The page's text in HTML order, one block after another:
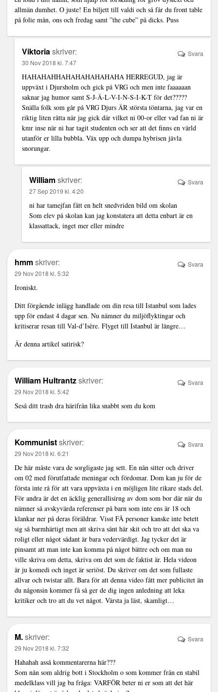
allmän dumhet. O juste! En biljett till valdi och så får du front table
på folie mån, ons och fredag samt ”the cube” på dicks. Puss
Viktoriaskriver:
30 Nov 2018 kl. 7:47
HAHAHAHHAHAHAHAHAHAHA HERREGUD, jag är
uppväxt i Djursholm och gick på VRG och men inte faaaaaan
saknar jag humor samt S-J-Ä-L-V-I-N-S-I-K-T för det?????
Snälla folk som går på VRG Djurs ÄR största töntarna, jag var en
riktig liten råtta när jag gick där vilket ni 00-or eller vad fan ni är
kmr inse när ni har tagit studenten och ser att det finns en värld
utanför er lilla bubbla. Väx upp och dumpa hybrisen jävla
snorungar.
Svara
Williamskriver:
27 Sep 2019 kl. 4:20
ni har tamejfan fått en helt snedvriden bild om skolan
Som elev på skolan kan jag konstatera att detta enbart är en
klassattack, inget mer eller mindre
Svara
hmmskriver:
29 Nov 2018 kl. 5:32
Ironiskt.
Ditt förgående inlägg handlade om din resa till Istanbul som lades
upp för endast 4 dagar sen. Nu nämner du miljöflyktingar och
kritiserar resan till Val-d’Isère. Flyget till Istanbul är längre…
Är denna artikel satirisk?
Svara
William Hultrantzskriver:
29 Nov 2018 kl. 5:42
Seså ditt trash dra härifrån lika snabbt som du kom
Svara
Kommunistskriver:
29 Nov 2018 kl. 6:21
De här måste vara de sorgligaste jag sett. En nån sitter och driver
om 02 med förutfattade meningar och fördomar. Dom kan ju för de
första inte rå för att vara uppväxta i en möjligen lite rikare stads del.
För andra är det en äcklig generallisirng av dom som bor där när du
nämner så avskyvärda referenser på barn som inte ens är 18 och
klankar ner på deras föräldrar. Visst FÅ personer kanske inte betett
sig så barmhärtigt men att skriva sånt här skit och tro att det ska va
roligt eller något sådant är bara vedervärdigt. Jag tycker det är
pinsamt att man inte kan komma på något bättre och om man nu
ville skriva om detta, skriva om det som de faktist är. Hela videon
är ju komedi och inget är seriöst. Du skriver om det som fullaste
allvar och twistar allt. Bara för att denna video fått mer publicitet än
du någonsin kommer få så ger de dig ingen anledning att leka
kritiker och tro att du vet något. Värsta ja läst, skamligt…
Svara
M.skriver:
29 Nov 2018 kl. 7:32
Hahahah asså kommentarerna här???
Som nån som aldrig bott i Stockholm o som kommer från en stabil
medelklass vill jag ba fråga: VARFÖR beter ni er som att det här
Svara